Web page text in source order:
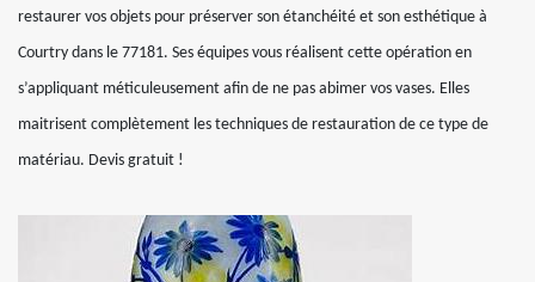
restaurer vos objets pour préserver son étanchéité et son esthétique à
Courtry dans le 77181. Ses équipes vous réalisent cette opération en
s’appliquant méticuleusement afin de ne pas abimer vos vases. Elles
maitrisent complètement les techniques de restauration de ce type de
matériau. Devis gratuit !